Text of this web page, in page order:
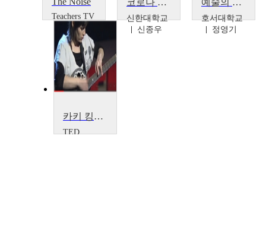
Teachers TV
Teachers
TV
신한대학교
신종우
호서대학교
정영기
카키 킹의 끝내주는 핑크 노이즈 연주
TED